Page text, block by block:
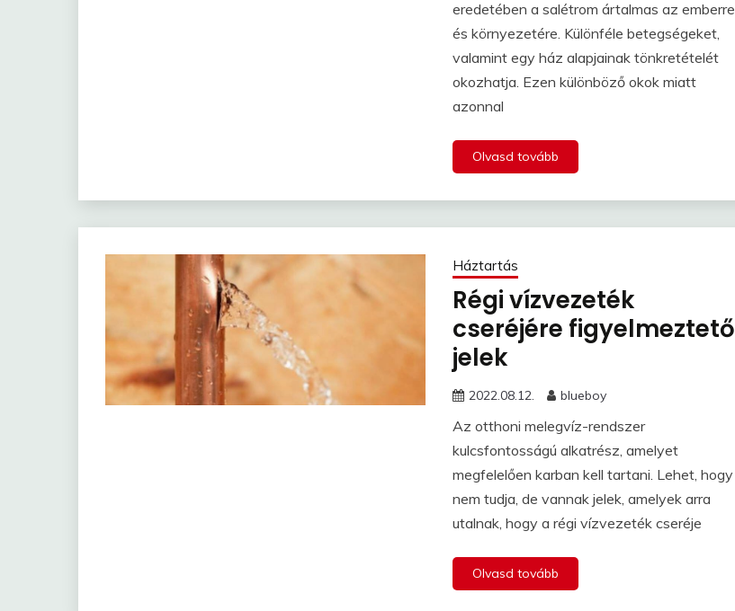
eredetében a salétrom ártalmas az emberre
és környezetére. Különféle betegségeket,
valamint egy ház alapjainak tönkretételét
okozhatja. Ezen különböző okok miatt
azonnal
Olvasd tovább
Háztartás
Régi vízvezeték
cseréjére figyelmeztető
jelek
2022.08.12. blueboy
Az otthoni melegvíz-rendszer
kulcsfontosságú alkatrész, amelyet
megfelelően karban kell tartani. Lehet, hogy
nem tudja, de vannak jelek, amelyek arra
utalnak, hogy a régi vízvezeték cseréje
Olvasd tovább